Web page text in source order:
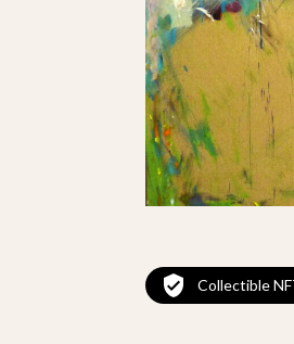
Collectible